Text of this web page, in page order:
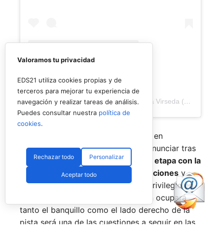
Una publicación compartida de Veronica Virseda (@verovirseda)
Con el mercado de parejas todavía en
movimiento y varios cambios por anunciar tras
el verano,Virseda inicia una nueva etapa con la
mirada puesta en recuperar sensaciones y
volver a pelear por posiciones de privilegio en
el circuito. La incógnita sobre quién ocupará
tanto el banquillo como el lado derecho de la
pista será una de las cuestiones a seguir en las
Valoramos tu privacidad
EDS21 utiliza cookies propias y de
terceros para mejorar tu experiencia de
navegación y realizar tareas de análisis.
Puedes consultar nuestra política de
cookies.
Rechazar todo Personalizar
Aceptar todo